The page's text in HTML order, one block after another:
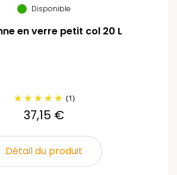
Disponible
en verre petit col 20 L
(1)
37,15 €
Détail du produit